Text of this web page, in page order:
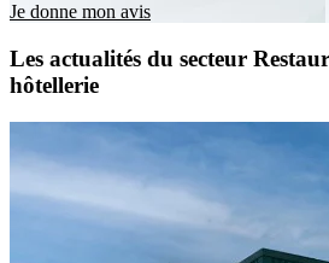
Je donne mon avis
Les actualités du secteur
hôtellerie